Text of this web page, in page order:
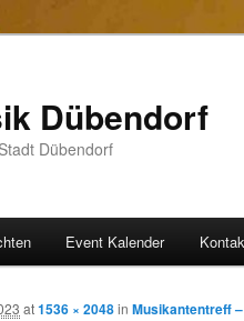
Dübendorf
Dübendorf
Event Kalender
at1536 × 2048in Musikantentreff